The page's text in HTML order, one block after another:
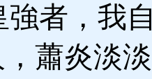
者，我
蕭炎淡